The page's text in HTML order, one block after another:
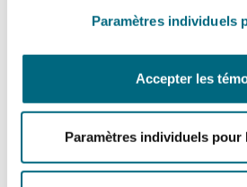
Paramètres individuels
Accepter les
Paramètres individuels pour
produits
The St Botolph Building
Bureau principal
+44 (0) 20 7876 5000
+44 333 3000 232